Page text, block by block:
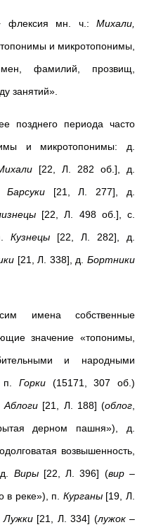
флексия мн. ч.: Михали,
и микротопонимы,
фамилий, прозвищ,
занятий».
позднего периода часто
и микротопонимы: д.
[22, Л. 282 об.], д.
Барсуки[21, Л. 277], д.
[22, Л. 498 об.], с.
Кузнецы [22, Л. 282], д.
[21, Л. 338], д.Бортники
имена собственные
значение «топонимы,
и народными
п. Горки (15171, 307 об.)
Аблоги [21, Л. 188] (облог
дерном пашня»), д.
возвышенность,
Виры[22, Л. 396] (вир–
в реке»), п. Курганы[19, Л.
Лужки[21, Л. 334] (лужок–